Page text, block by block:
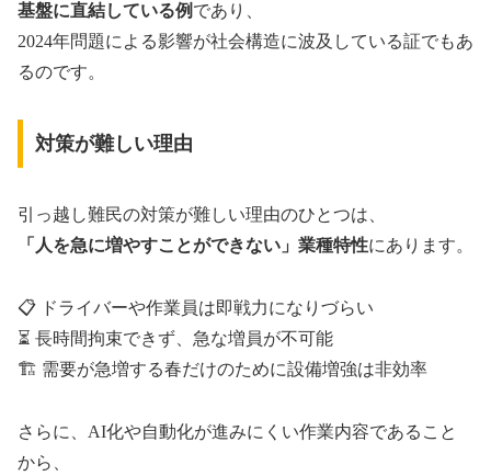
基盤に直結している例 であり、
2024年問題による影響が社会構造に波及している証でもあ
るのです。
対策が難しい理由
引っ越し難民の対策が難しい理由のひとつは、
「人を急に増やすことができない」業種特性にあります。
📋 ドライバーや作業員は即戦力になりづらい
⏳ 長時間拘束できず、急な増員が不可能
🏗️ 需要が急増する春だけのために設備増強は非効率
さらに、AI化や自動化が進みにくい作業内容であること
から、